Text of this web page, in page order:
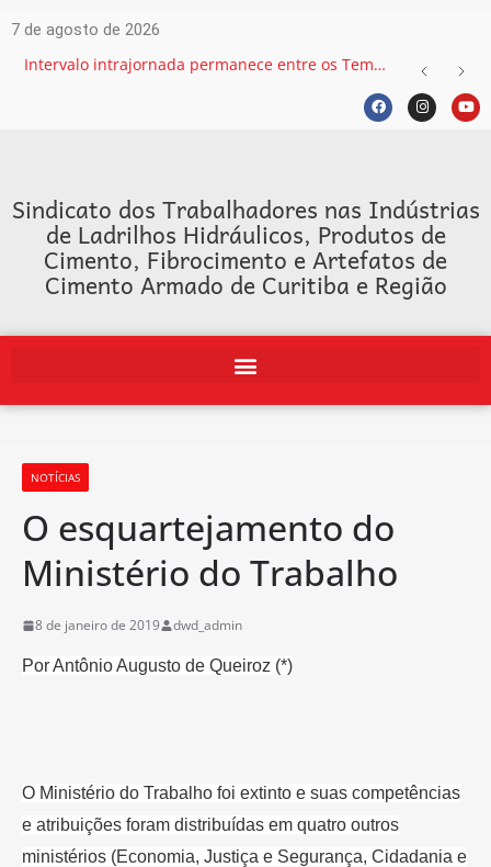
7 de agosto de 2026
Intervalo intrajornada permanece entre os Temas mais recorrentes na Justiça do Trabalho e exige atenção das empresas
Sindicato dos Trabalhadores nas Indústrias
de Ladrilhos Hidráulicos, Produtos de
Cimento, Fibrocimento e Artefatos de
Cimento Armado de Curitiba e Região
NOTÍCIAS
O esquartejamento do
Ministério do Trabalho
8 de janeiro de 2019 dwd_admin
Por Antônio Augusto de Queiroz (*)
O Ministério do Trabalho foi extinto e suas competências
e atribuições foram distribuídas em quatro outros
ministérios (Economia, Justiça e Segurança, Cidadania e